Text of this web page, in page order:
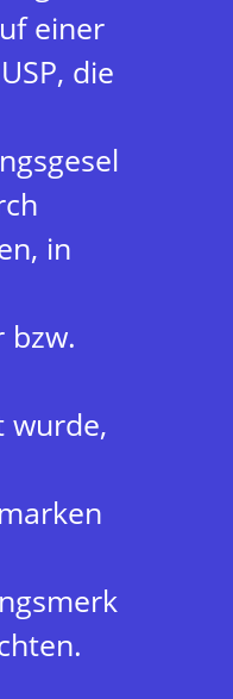
einer
die
in
bzw.
wurde,